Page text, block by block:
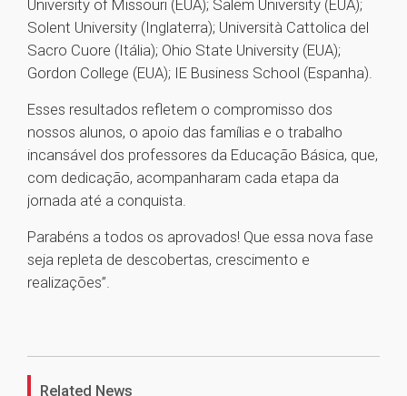
University of Missouri (EUA); Salem University (EUA);
Solent University (Inglaterra); Università Cattolica del
Sacro Cuore (Itália); Ohio State University (EUA);
Gordon College (EUA); IE Business School (Espanha).
Esses resultados refletem o compromisso dos
nossos alunos, o apoio das famílias e o trabalho
incansável dos professores da Educação Básica, que,
com dedicação, acompanharam cada etapa da
jornada até a conquista.
Parabéns a todos os aprovados! Que essa nova fase
seja repleta de descobertas, crescimento e
realizações”.
Related News